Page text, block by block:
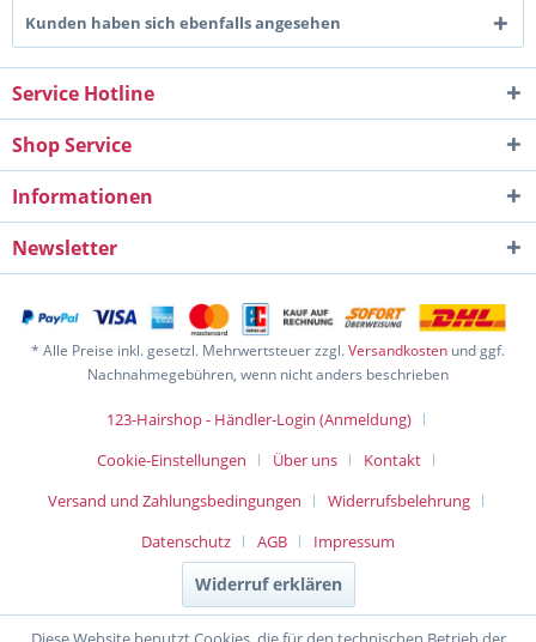
Kunden haben sich ebenfalls angesehen
Service Hotline
Shop Service
Informationen
Newsletter
* Alle Preise inkl. gesetzl. Mehrwertsteuer zzgl.Versandkosten und ggf.
Nachnahmegebühren, wenn nicht anders beschrieben
123-Hairshop - Händler-Login (Anmeldung)
Cookie-Einstellungen
Über uns
Kontakt
Versand und Zahlungsbedingungen
Widerrufsbelehrung
Datenschutz
AGB Impressum
Widerruf erklären